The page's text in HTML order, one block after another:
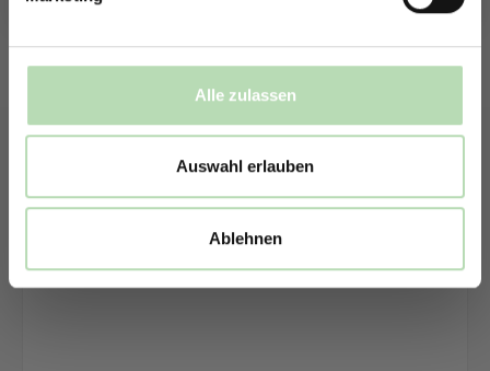
Alle zulassen
Auswahl erlauben
Ablehnen